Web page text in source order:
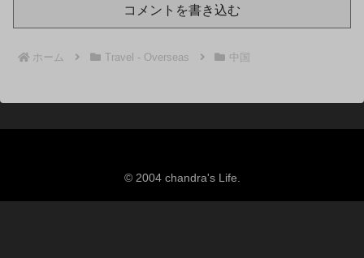
コメントを書き込む
ホーム Travel - Overseas 中国
© 2004 chandra's Life.